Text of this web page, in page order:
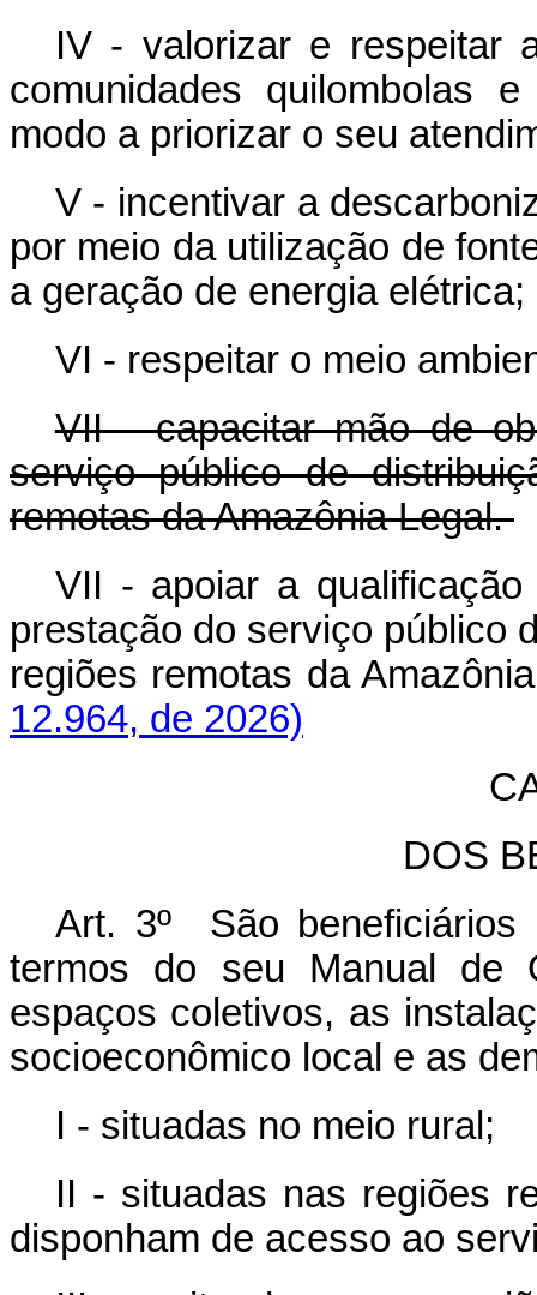
IV - valorizar e respeitar
comunidades quilombolas
modo a priorizar o seu
V - incentivar a
por meio da utilização de
a geração de energia elétrica;
VI - respeitar o meio
VII - capacitar mão de
serviço público de
remotas da Amazônia Legal.
VII - apoiar a
prestação do serviço público
regiões remotas da
12.964, de 2026)
DOS
Art. 3º São beneficiários
termos do seu Manual de
espaços coletivos, as
socioeconômico local e as
I - situadas no meio rural;
II - situadas nas regiões
disponham de acesso ao